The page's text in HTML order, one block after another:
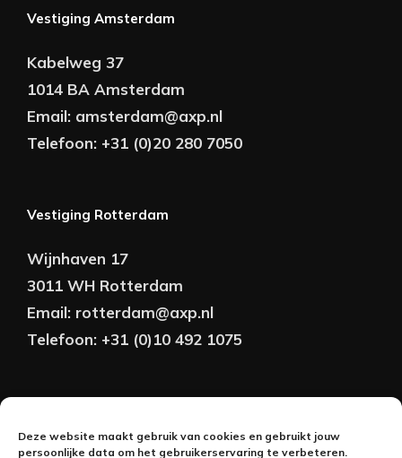
Deze website maakt gebruik van cookies en gebruikt jouw
persoonlijke data om het gebruikerservaring te verbeteren.
Vestiging Amsterdam
Kabelweg 37
1014 BA Amsterdam
Email: amsterdam@axp.nl
Telefoon: +31 (0)20 280 7050
Vestiging Rotterdam
Wijnhaven 17
3011 WH Rotterdam
Email: rotterdam@axp.nl
Telefoon: +31 (0)10 492 1075
Onderhoud: